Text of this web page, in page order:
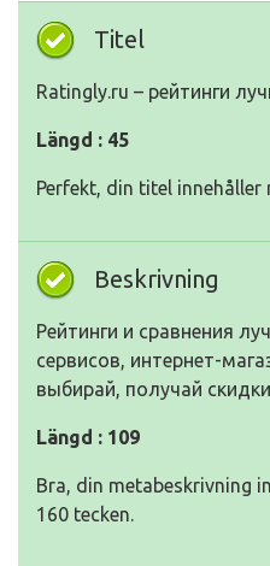
Titel
Ratingly.ru – рейтинги
Längd : 45
Perfekt, din titel innehåller
Beskrivning
Рейтинги и сравнения
сервисов, интернет-
выбирай, получай
Längd : 109
Bra, din metabeskrivning
160 tecken.